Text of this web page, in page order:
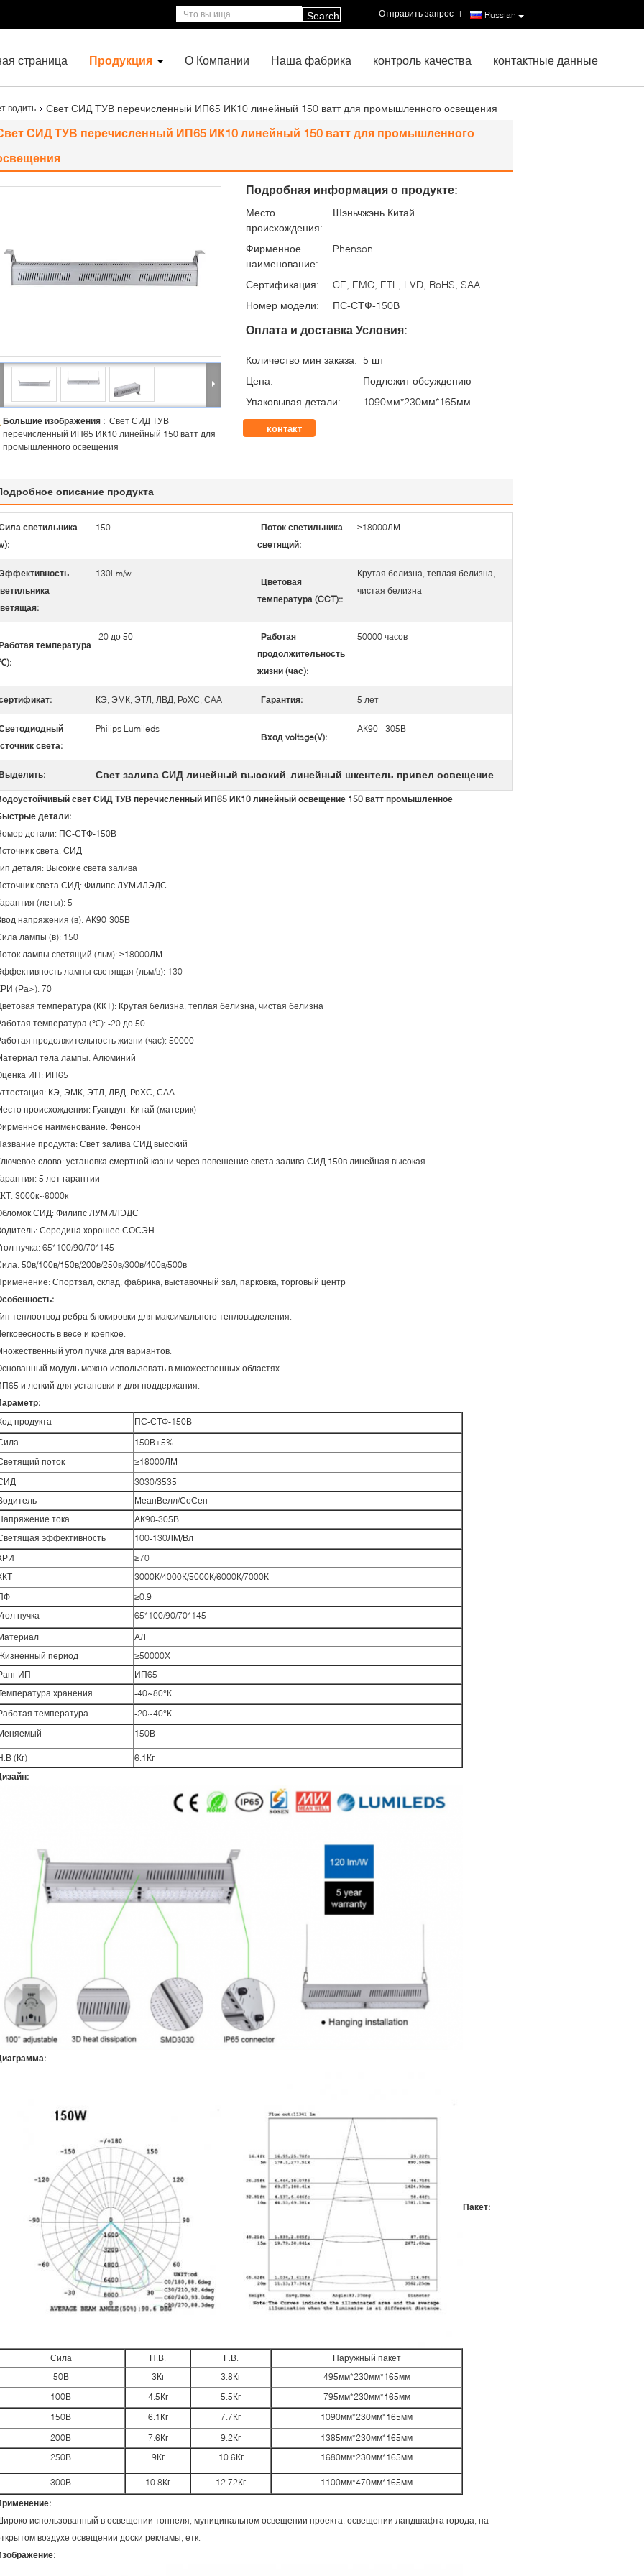
Russian
Отправить запрос |
Search
страница Продукция О Компании Наша фабрика контроль качества контактные данные
водить Свет СИД ТУВ перечисленный ИП65 ИК10 линейный 150 ватт для промышленного освещения
СИД ТУВ перечисленный ИП65 ИК10 линейный 150 ватт для промышленного
Большие изображения : Свет СИД ТУВ
перечисленный ИП65 ИК10 линейный 150 ватт для
промышленного освещения
Подробная информация о продукте:
Место
происхождения:
Шэньчжэнь Китай
Фирменное
наименование:
Phenson
Сертификация:
CE, EMC, ETL, LVD, RoHS, SAA
Номер модели:
ПС-СТФ-150В
Оплата и доставка Условия:
Количество мин заказа: 5 шт
Цена:
Подлежит обсуждению
Упаковывая детали:
1090мм*230мм*165мм
контакт
описание продукта
светильника
150
Поток светильника
светящий:
≥18000ЛМ
130Lm/w
Цветовая
температура (CCT)::
Крутая белизна, теплая белизна,
чистая белизна
температура
-20 до 50
Работая
продолжительность
жизни (час):
50000 часов
КЭ, ЭМК, ЭТЛ, ЛВД, РоХС, САА Гарантия: 5 лет
света:
Philips Lumileds
Вход voltage(V):
АК90 - 305В
Свет залива СИД линейный высокий, линейный шкентель привел освещение
свет СИД ТУВ перечисленный ИП65 ИК10 линейный освещение 150 ватт промышленное
детали:
детали: ПС-СТФ-150В
света: СИД
деталя: Высокие света залива
света СИД: Филипс ЛУМИЛЭДС
(леты): 5
напряжения (в): АК90-305В
лампы (в): 150
лампы светящий (льм): ≥18000ЛМ
лампы светящая (льм/в): 130
(Ра>): 70
температура (ККТ): Крутая белизна, теплая белизна, чистая белизна
температура (℃): -20 до 50
продолжительность жизни (час): 50000
тела лампы: Алюминий
ИП: ИП65
КЭ, ЭМК, ЭТЛ, ЛВД, РоХС, САА
происхождения: Гуандун, Китай (материк)
наименование: Фенсон
продукта: Свет залива СИД высокий
слово: установка смертной казни через повешение света залива СИД 150в линейная высокая
5 лет гарантии
3000к~6000к
СИД: Филипс ЛУМИЛЭДС
Середина хорошее СОСЭН
пучка: 65*100/90/70*145
50в/100в/150в/200в/250в/300в/400в/500в
Спортзал, склад, фабрика, выставочный зал, парковка, торговый центр
теплоотвод ребра блокировки для максимального тепловыделения.
в весе и крепкое.
угол пучка для вариантов.
модуль можно использовать в множественных областях.
и легкий для установки и для поддержания.
продукта
ПС-СТФ-150В
150В±5%
поток
≥18000ЛМ
3030/3535
МеанВелл/СоСен
тока
АК90-305В
эффективность
100-130ЛМ/Вл
≥70
3000К/4000К/5000К/6000К/7000К
≥0.9
пучка
65*100/90/70*145
АЛ
период
≥50000Х
ИП
ИП65
хранения
-40~80°К
температура
-20~40°К
150В
(Кг)
6.1Кг
Пакет:
Сила Н.В. Г.В.
Наружный пакет
50В
3Кг 3.8Кг
495мм*230мм*165мм
100В
4.5Кг 5.5Кг
795мм*230мм*165мм
150В
6.1Кг 7.7Кг
1090мм*230мм*165мм
200В
7.6Кг 9.2Кг
1385мм*230мм*165мм
250В
9Кг 10.6Кг 1680мм*230мм*165мм
300В 10.8Кг 12.72Кг
1100мм*470мм*165мм
использованный в освещении тоннеля, муниципальном освещении проекта, освещении ландшафта города, на
воздухе освещении доски рекламы, етк.